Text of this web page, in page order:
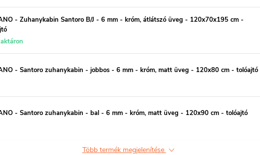
- Zuhanykabin Santoro B/J - 6 mm - króm, átlátszó üveg - 120x70x195 cm -
- Santoro zuhanykabin - jobbos - 6 mm - króm, matt üveg - 120x80 cm - tolóajtó
- Santoro zuhanykabin - bal - 6 mm - króm, matt üveg - 120x90 cm - tolóajtó
Több termék megjelenítése